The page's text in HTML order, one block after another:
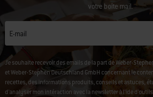
votre boîte mail.
E-mail
Je souhaite recevoir des emails de la part de Weber-
et Weber-Stephen Deutschland GmbH concernant le
recettes, des informations produits, conseils et astuces,
d'analyser mon intéraction avec la newsletter à l'ide